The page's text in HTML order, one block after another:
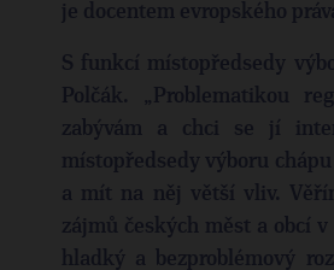
je docentem evropského
S funkcí místopředsedy
Polčák. „Problematikou
zabývám a chci se jí
místopředsedy výboru
a mít na něj větší vliv.
zájmů českých měst a obcí
hladký a bezproblémový